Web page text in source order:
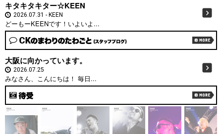
キタキタキター☆KEEN
2026.07.31 KEEN
どーもーKEENです！いよいよ...
大阪に向かっています。
2026.07.25
みなさん、こんにちは！ 毎日...